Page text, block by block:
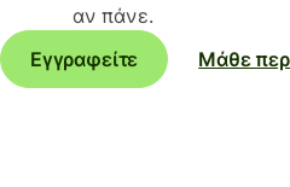
αν πάνε.
Εγγραφείτε
Μάθε